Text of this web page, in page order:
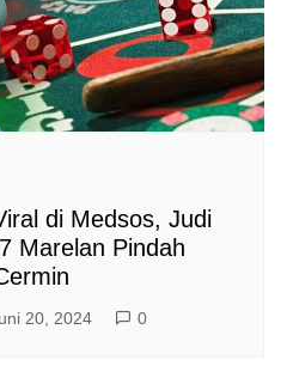
di Medsos, Judi
Marelan Pindah
20, 2024 0